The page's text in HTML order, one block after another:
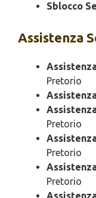
Sblocco
Assistenza
Pretorio
Pretorio
Pretorio
Pretorio